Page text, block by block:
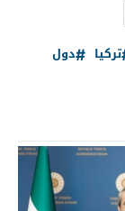
تركيا
دول